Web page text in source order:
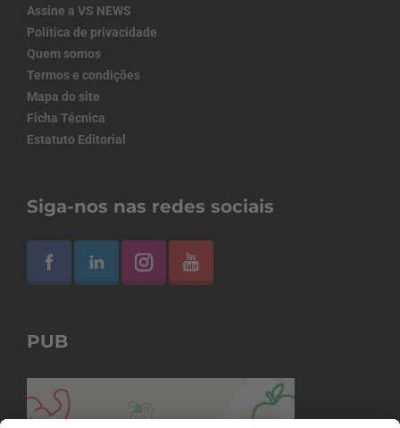
Assine a VS NEWS
Política de privacidade
Quem somos
Termos e condições
Mapa do site
Ficha Técnica
Estatuto Editorial
Siga-nos nas redes sociais
PUB